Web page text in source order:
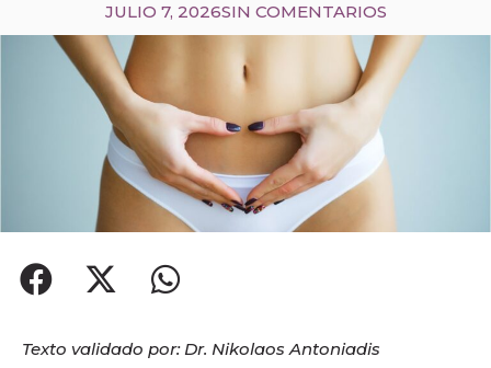
JULIO 7, 2026SIN COMENTARIOS
Texto validado por: Dr. Nikolaos Antoniadis